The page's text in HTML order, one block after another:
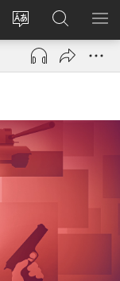
Vaihda
sivuston
kieli
Kirjaudu
(avaa
uuden
ikkunan)
Hae
JW.ORG-
sivustolta